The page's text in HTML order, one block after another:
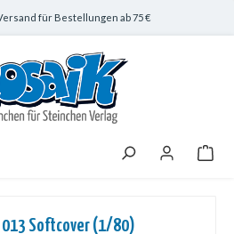
für Bestellungen ab 75 €
013 Softcover (1/80)